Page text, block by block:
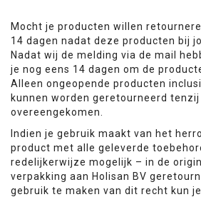
Mocht je producten willen
14 dagen nadat deze producten bij
Nadat wij de melding via de mail
je nog eens 14 dagen om de
Alleen ongeopende producten
kunnen worden geretourneerd tenzij
overeengekomen.
Indien je gebruik maakt van het
product met alle geleverde
redelijkerwijze mogelijk – in de
verpakking aan Holisan BV
gebruik te maken van dit recht kun